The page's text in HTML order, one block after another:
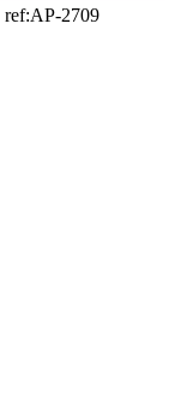
ref:AP-2709